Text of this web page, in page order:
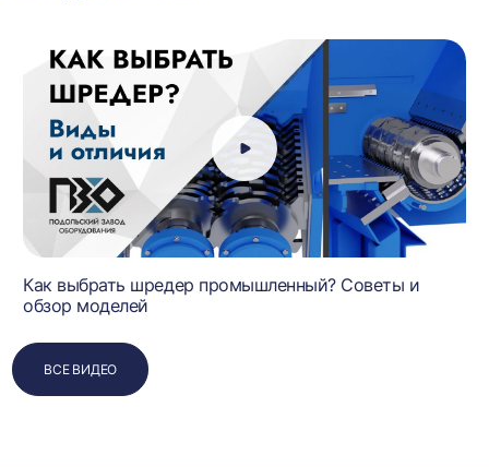
Как выбрать шредер промышленный? Советы и
обзор моделей
ВСЕ ВИДЕО